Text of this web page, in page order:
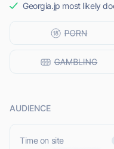
Georgia.jp most likely
AUDIENCE
Time on site